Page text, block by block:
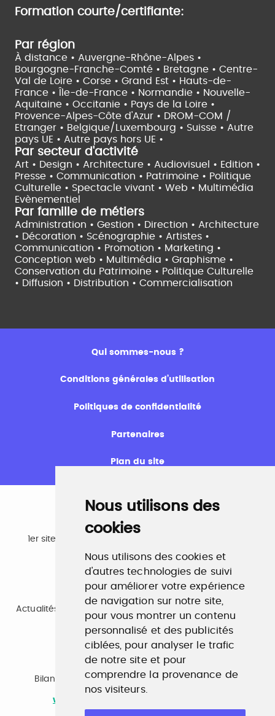
Nous utilisons des
cookies
Nous utilisons des cookies et
d'autres technologies de suivi
pour améliorer votre expérience
de navigation sur notre site,
pour vous montrer un contenu
personnalisé et des publicités
ciblées, pour analyser le trafic
de notre site et pour
comprendre la provenance de
nos visiteurs.
Formation courte/certifiante:
Par région
À distance • Auvergne-Rhône-Alpes •
Bourgogne-Franche-Comté • Bretagne • Centre-
Val de Loire • Corse • Grand Est • Hauts-de-
France •
Île-de-France • Normandie • Nouvelle-
Aquitaine • Occitanie • Pays de la Loire •
Provence-Alpes-Côte d'Azur • DROM-COM /
Etranger • Belgique/Luxembourg • Suisse • Autre
pays UE • Autre pays hors UE •
Par secteur d'activité
Art • Design • Architecture • Audiovisuel • Edition •
Presse • Communication • Patrimoine • Politique
Culturelle • Spectacle vivant • Web • Multimédia
Evènementiel
Par famille de métiers
Administration • Gestion • Direction • Architecture
• Décoration • Scénographie • Artistes •
Communication • Promotion • Marketing •
Conception web • Multimédia • Graphisme •
Conservation du Patrimoine • Politique Culturelle
• Diffusion • Distribution • Commercialisation
Qui sommes-nous ?
Conditions générales d’utilisation
Politiques de confidentialité
Partenaires
Plan du site
Emploi
1er site emploi du secteur culturel 784.000 visites et
www.profilculture.com
Formation
Actualités, guide et annuaire des formations aux métiers
de la culture.
www.profilculture-formation.com
Accompagnement professionnel
Bilan de compétences, coaching, techniques de
recherche d'emploi, entretien conseil.
www.profilculture-competences.com